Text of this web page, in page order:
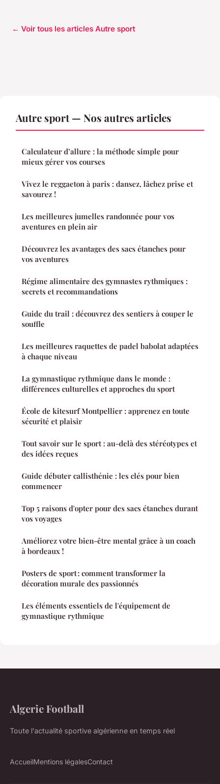
← Voir tous les articles Autre sport
Autre sport — Nos autres articles
Calculateur d’allure : la méthode simple pour
mieux gérer vos courses
Vivez le reggaeton à paris : dansez, lâchez prise et
savourez !
Les meilleures jumelles randonnée pour vos
aventures en plein air
Découvrez les avantages des sacs étanches pour
vos aventures
Régime alimentaire des gymnastes rythmiques :
secrets et recommandations
Guide du trail : découvrez des sentiers à couper le
souffle
Les meilleures raquettes de padel babolat adaptées
à chaque niveau
La gymnastique rythmique dans le monde :
différences culturelles et approches du sport
École de kitesurf Montpellier : apprenez en toute
sécurité et plaisir
Tout savoir sur le sport : au-delà des stéréotypes et
des idées reçues
Guide débuter callisthénie : les clés pour bien
commencer
Top 5 raisons d'opter pour des sacs étanches durant
vos voyages
Améliorez votre bien-être mental grâce à un coach
à bordeaux !
Posters de sport : comment transformer la
décoration murale des passionnés
Les éléments essentiels de l'équipement de
gymnastique rythmique
Algerie Football
Toute l'actualité sportive algérienne en temps réel
AccueilMentions légalesContact